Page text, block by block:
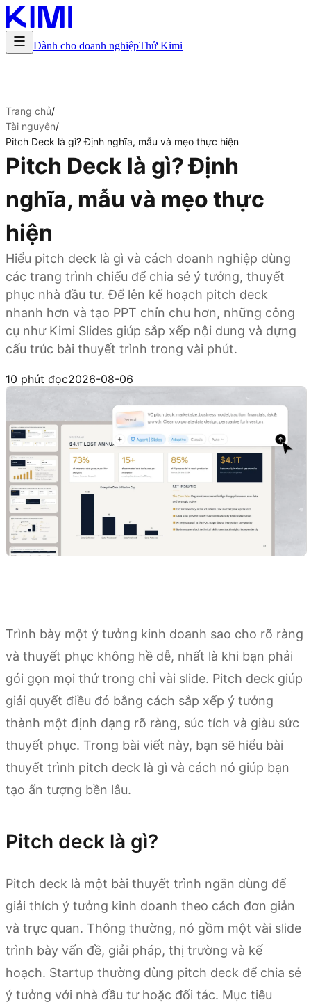
Dành cho doanh nghiệpThử Kimi
Trang chủ/
Tài nguyên/
Pitch Deck là gì? Định nghĩa, mẫu và mẹo thực hiện
Pitch Deck là gì? Định
nghĩa, mẫu và mẹo thực
hiện
Hiểu pitch deck là gì và cách doanh nghiệp dùng
các trang trình chiếu để chia sẻ ý tưởng, thuyết
phục nhà đầu tư. Để lên kế hoạch pitch deck
nhanh hơn và tạo PPT chỉn chu hơn, những công
cụ như Kimi Slides giúp sắp xếp nội dung và dựng
cấu trúc bài thuyết trình trong vài phút.
10 phút đọc2026-08-06
Trình bày một ý tưởng kinh doanh sao cho rõ ràng
và thuyết phục không hề dễ, nhất là khi bạn phải
gói gọn mọi thứ trong chỉ vài slide. Pitch deck giúp
giải quyết điều đó bằng cách sắp xếp ý tưởng
thành một định dạng rõ ràng, súc tích và giàu sức
thuyết phục. Trong bài viết này, bạn sẽ hiểu bài
thuyết trình pitch deck là gì và cách nó giúp bạn
tạo ấn tượng bền lâu.
Pitch deck là gì?
Pitch deck là một bài thuyết trình ngắn dùng để
giải thích ý tưởng kinh doanh theo cách đơn giản
và trực quan. Thông thường, nó gồm một vài slide
trình bày vấn đề, giải pháp, thị trường và kế
hoạch. Startup thường dùng pitch deck để chia sẻ
ý tưởng với nhà đầu tư hoặc đối tác. Mục tiêu